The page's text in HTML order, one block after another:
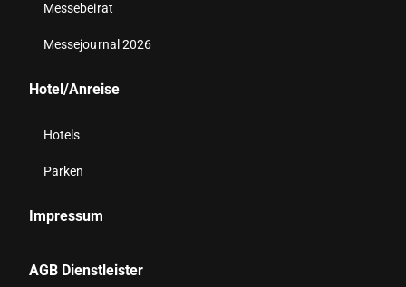
Messebeirat
Messejournal 2026
Hotel/Anreise
Hotels
Parken
Impressum
AGB Dienstleister